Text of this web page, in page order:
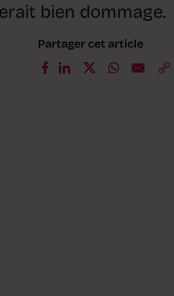
bien dommage.
Partager cet article